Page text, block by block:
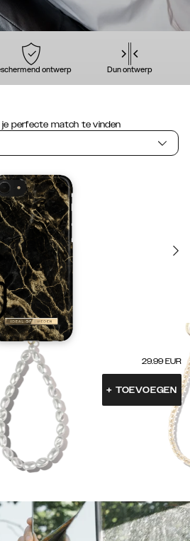
ontwerp Dun ontwerp
je perfecte match te vinden
29.99 EUR
+ TOEVOEGEN